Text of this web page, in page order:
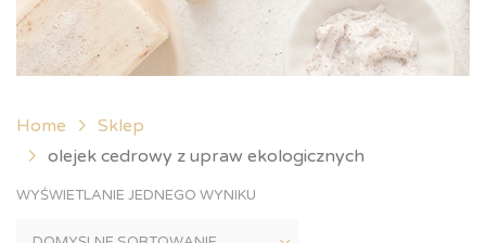
Home
Sklep
olejek cedrowy z upraw ekologicznych
WYŚWIETLANIE JEDNEGO WYNIKU